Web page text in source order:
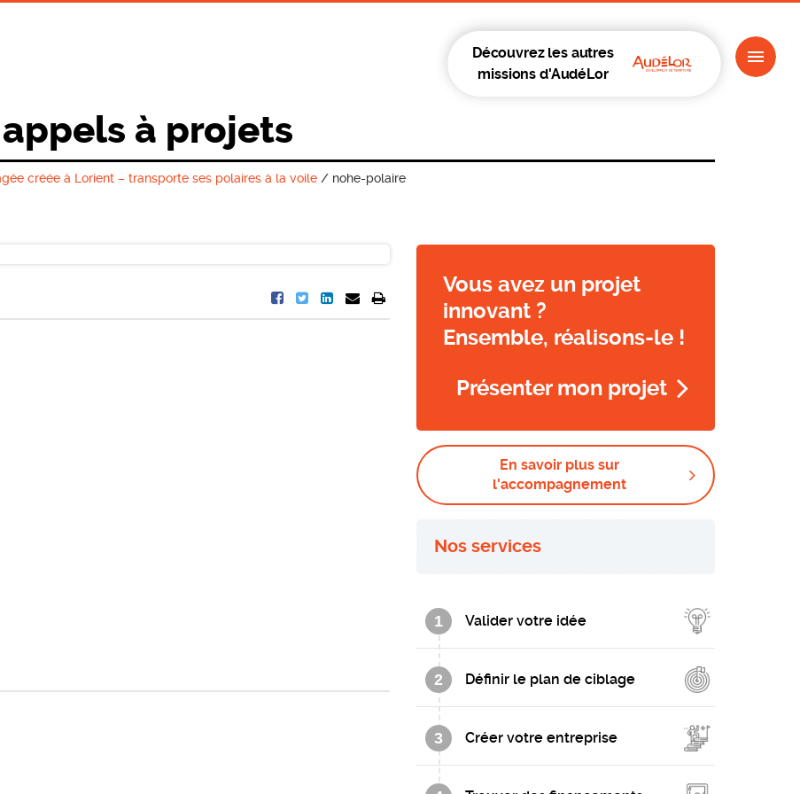
Découvrez les autres
missions d'AudéLor
à projets
créée à Lorient – transporte ses polaires à la voile / nohe-polaire
Vous avez un projet
innovant ?
Ensemble, réalisons-le !
Présenter mon projet
En savoir plus sur
l'accompagnement
Nos services
1 Valider votre idée
2 Définir le plan de ciblage
3 Créer votre entreprise